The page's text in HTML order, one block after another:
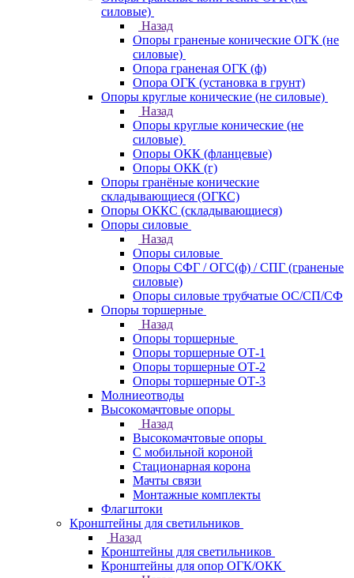
силовые)
Назад
Опоры граненые конические ОГК (не
силовые)
Опора граненая ОГК (ф)
Опора ОГК (установка в грунт)
Опоры круглые конические (не силовые)
Назад
Опоры круглые конические (не
силовые)
Опоры ОКК (фланцевые)
Опоры ОКК (г)
Опоры гранёные конические
складывающиеся (ОГКС)
Опоры ОККС (складывающиеся)
Опоры силовые
Назад
Опоры силовые
Опоры СФГ / ОГС(ф) / СПГ (граненые
силовые)
Опоры силовые трубчатые ОС/СП/СФ
Опоры торшерные
Назад
Опоры торшерные
Опоры торшерные ОТ-1
Опоры торшерные ОТ-2
Опоры торшерные ОТ-3
Молниеотводы
Высокомачтовые опоры
Назад
Высокомачтовые опоры
С мобильной короной
Стационарная корона
Мачты связи
Монтажные комплекты
Флагштоки
Кронштейны для светильников
Назад
Кронштейны для светильников
Кронштейны для опор ОГК/ОКК